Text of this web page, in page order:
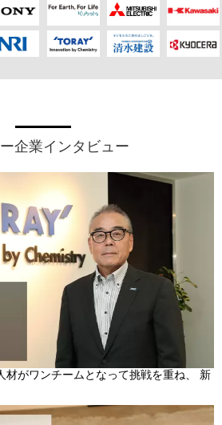
企業インタビュー
材がワンチームとなって挑戦を重ね、 新